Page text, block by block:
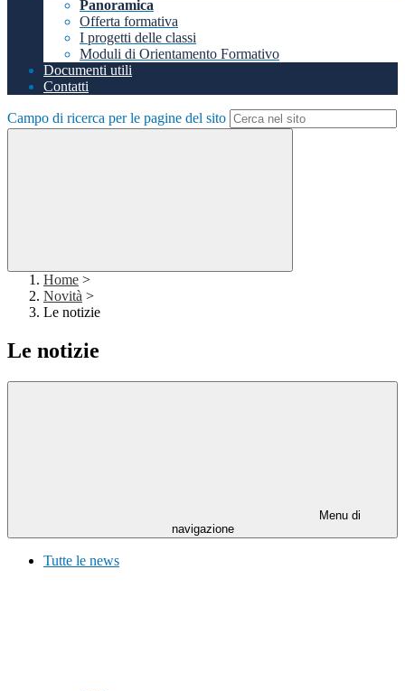
Panoramica
Offerta formativa
I progetti delle classi
Moduli di Orientamento Formativo
Documenti utili
Contatti
Campo di ricerca per le pagine del sito
Home >
Novità >
Le notizie
Le notizie
Menu di
navigazione
Tutte le news